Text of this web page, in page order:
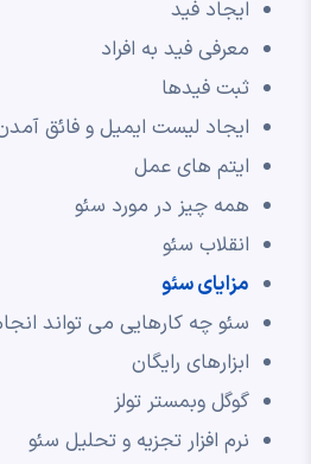
ایجاد فید
معرفی فید به افراد
ثبت فیدها
ایجاد لیست ایمیل و فائق
ایتم های عمل
همه چیز در مورد سئو
انقلاب سئو
مزایای سئو
سئو چه کارهایی می تواند
ابزارهای رایگان
گوگل وبمستر تولز
نرم افزار تجزیه و تحلیل سئو